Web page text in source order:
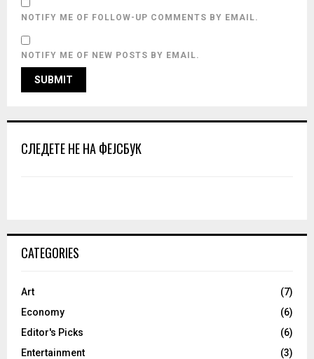
NOTIFY ME OF FOLLOW-UP COMMENTS BY EMAIL.
NOTIFY ME OF NEW POSTS BY EMAIL.
СЛЕДЕТЕ НЕ НА ФЕЈСБУК
CATEGORIES
Art
(7)
Economy
(6)
Editor's Picks
(6)
Entertainment
(3)